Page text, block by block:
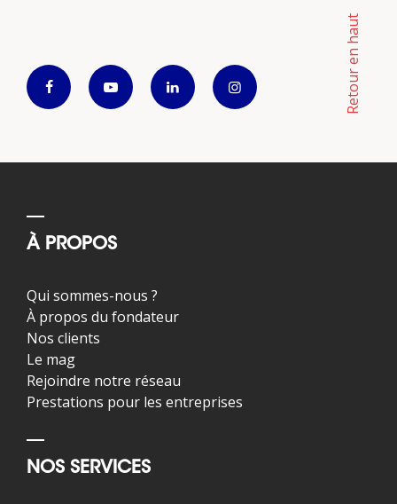
Retour en haut
À PROPOS
Qui sommes-nous ?
À propos du fondateur
Nos clients
Le mag
Rejoindre notre réseau
Prestations pour les entreprises
NOS SERVICES